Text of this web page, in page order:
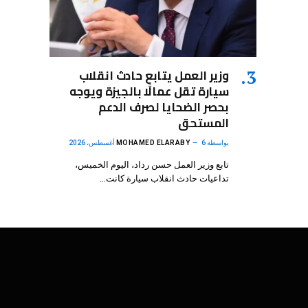
وزير العمل يتابع حادث انقلاب
سيارة تقل عمالًا بالجيزة ويوجه
بحصر الضحايا لصرف الدعم
المستحق
بواسطة MOHAMED ELARABY 6 أغسطس، 2026
تابع وزير العمل حسن رداد، اليوم الخميس،
تداعيات حادث انقلاب سيارة كانت…